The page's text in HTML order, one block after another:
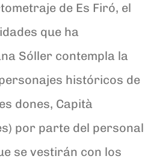
de Es Firó, el
que ha
Sóller contempla la
históricos de
dones, Capità
por parte del personal
se vestirán con los